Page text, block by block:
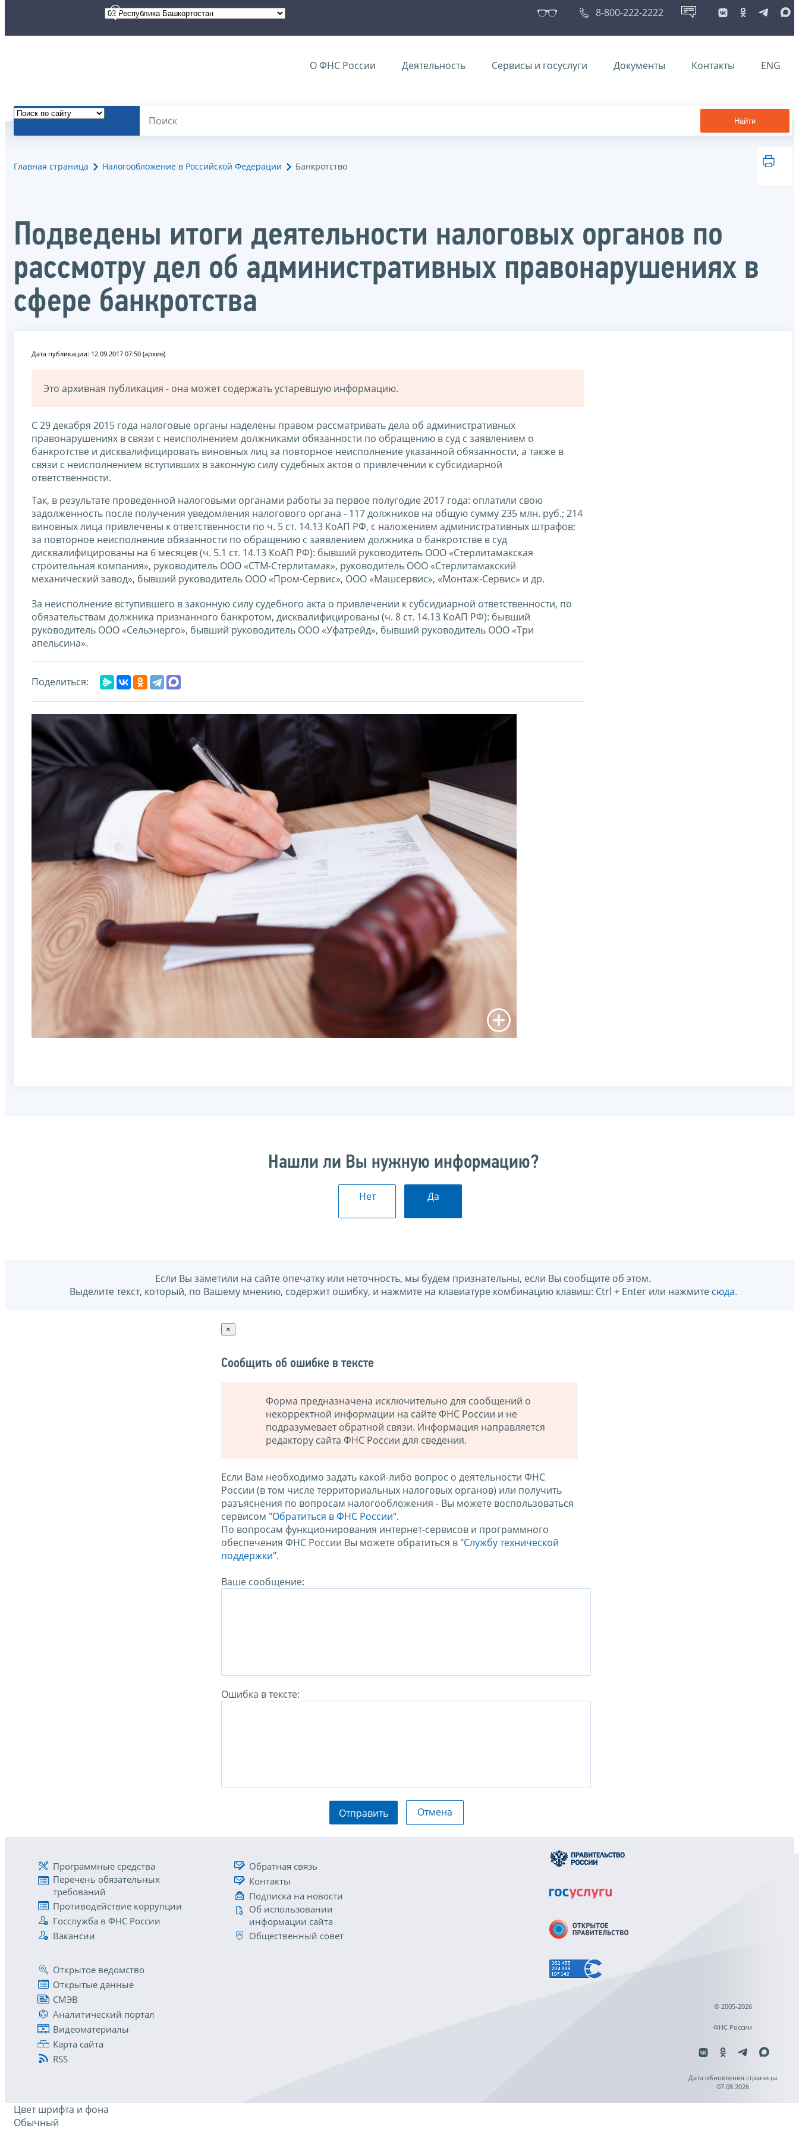
8-800-222-2222
О ФНС России Деятельность Сервисы и госуслуги Документы Контакты ENG
Найти
Главная страница Налогообложение в Российской Федерации Банкротство
Подведены итоги деятельности налоговых органов по
рассмотру дел об административных правонарушениях в
сфере банкротства
Дата публикации: 12.09.2017 07:50 (архив)
Это архивная публикация - она может содержать устаревшую информацию.
С 29 декабря 2015 года налоговые органы наделены правом рассматривать дела об административных
правонарушениях в связи с неисполнением должниками обязанности по обращению в суд с заявлением о
банкротстве и дисквалифицировать виновных лиц за повторное неисполнение указанной обязанности, а также в
связи с неисполнением вступивших в законную силу судебных актов о привлечении к субсидиарной
ответственности.
Так, в результате проведенной налоговыми органами работы за первое полугодие 2017 года: оплатили свою
задолженность после получения уведомления налогового органа - 117 должников на общую сумму 235 млн. руб.; 214
виновных лица привлечены к ответственности по ч. 5 ст. 14.13 КоАП РФ, с наложением административных штрафов;
за повторное неисполнение обязанности по обращению с заявлением должника о банкротстве в суд
дисквалифицированы на 6 месяцев (ч. 5.1 ст. 14.13 КоАП РФ): бывший руководитель ООО «Стерлитамакская
строительная компания», руководитель ООО «СТМ-Стерлитамак», руководитель ООО «Стерлитамакский
механический завод», бывший руководитель ООО «Пром-Сервис», ООО «Машсервис», «Монтаж-Сервис» и др.
За неисполнение вступившего в законную силу судебного акта о привлечении к субсидиарной ответственности, по
обязательствам должника признанного банкротом, дисквалифицированы (ч. 8 ст. 14.13 КоАП РФ): бывший
руководитель ООО «Сельэнерго», бывший руководитель ООО «Уфатрейд», бывший руководитель ООО «Три
апельсина».
Поделиться:
Нашли ли Вы нужную информацию?
Нет Да
Если Вы заметили на сайте опечатку или неточность, мы будем признательны, если Вы сообщите об этом.
Выделите текст, который, по Вашему мнению, содержит ошибку, и нажмите на клавиатуре комбинацию клавиш: Ctrl + Enter или нажмите сюда.
×
Сообщить об ошибке в тексте
Форма предназначена исключительно для сообщений о
некорректной информации на сайте ФНС России и не
подразумевает обратной связи. Информация направляется
редактору сайта ФНС России для сведения.
Если Вам необходимо задать какой-либо вопрос о деятельности ФНС
России (в том числе территориальных налоговых органов) или получить
разъяснения по вопросам налогообложения - Вы можете воспользоваться
сервисом "Обратиться в ФНС России".
По вопросам функционирования интернет-сервисов и программного
обеспечения ФНС России Вы можете обратиться в "Службу технической
поддержки".
Ваше сообщение:
Ошибка в тексте:
Отправить Отмена
Программные средства
Перечень обязательных
требований
Противодействие коррупции
Госслужба в ФНС России
Вакансии
Обратная связь
Контакты
Подписка на новости
Об использовании
информации сайта
Общественный совет
Открытое ведомство
Открытые данные
СМЭВ
Аналитический портал
Видеоматериалы
Карта сайта
RSS
© 2005-2026
ФНС России
Дата обновления страницы
07.08.2026
Цвет шрифта и фона
Обычный